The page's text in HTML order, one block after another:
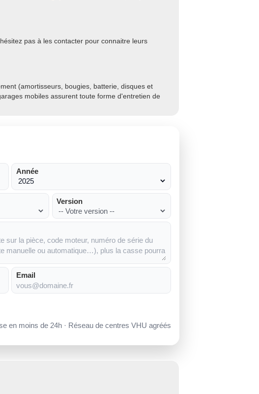
pas à les contacter pour connaitre leurs
(amortisseurs, bougies, batterie, disques et
mobiles assurent toute forme d'entretien de
Année
Version
Email
en moins de 24h · Réseau de centres VHU agréés